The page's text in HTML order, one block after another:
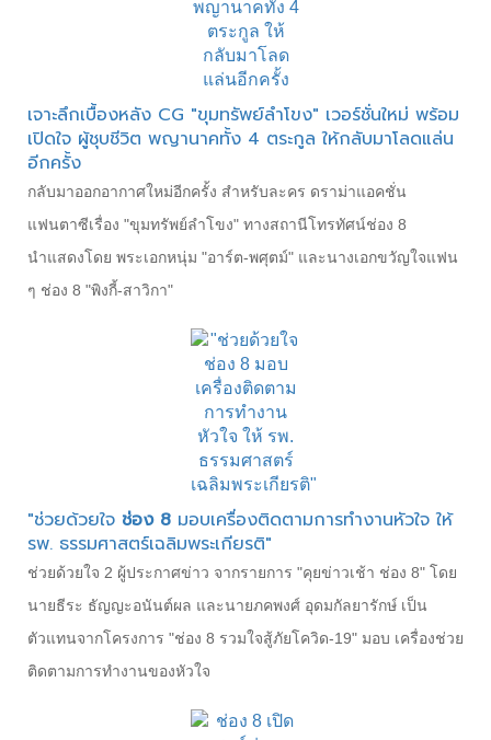
เจาะลึกเบื้องหลัง CG "ขุมทรัพย์ลำโขง" เวอร์ชั่นใหม่ พร้อม
เปิดใจ ผู้ชุบชีวิต พญานาคทั้ง 4 ตระกูล ให้กลับมาโลดแล่น
อีกครั้ง
กลับมาออกอากาศใหม่อีกครั้ง สำหรับละคร ดราม่าแอคชั่น
แฟนตาซีเรื่อง "ขุมทรัพย์ลำโขง" ทางสถานีโทรทัศน์ช่อง 8
นำแสดงโดย พระเอกหนุ่ม "อาร์ต-พศุตม์" และนางเอกขวัญใจแฟน
ๆ ช่อง 8 "พิงกี้-สาวิกา"
"ช่วยด้วยใจ ช่อง 8 มอบเครื่องติดตามการทำงานหัวใจ ให้
รพ. ธรรมศาสตร์เฉลิมพระเกียรติ"
ช่วยด้วยใจ 2 ผู้ประกาศข่าว จากรายการ "คุยข่าวเช้า ช่อง 8" โดย
นายธีระ ธัญญะอนันต์ผล และนายภคพงศ์ อุดมกัลยารักษ์ เป็น
ตัวแทนจากโครงการ "ช่อง 8 รวมใจสู้ภัยโควิด-19" มอบ เครื่องช่วย
ติดตามการทำงานของหัวใจ